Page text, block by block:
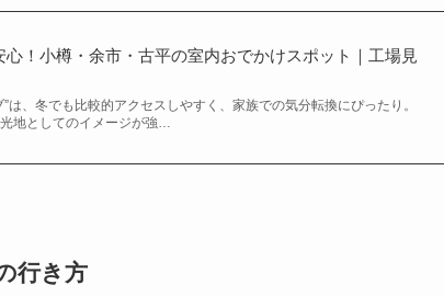
！小樽・余市・古平の室内おでかけスポット｜工場見
は、冬でも比較的アクセスしやすく、家族での気分転換にぴったり。
地としてのイメージが強…
行き方